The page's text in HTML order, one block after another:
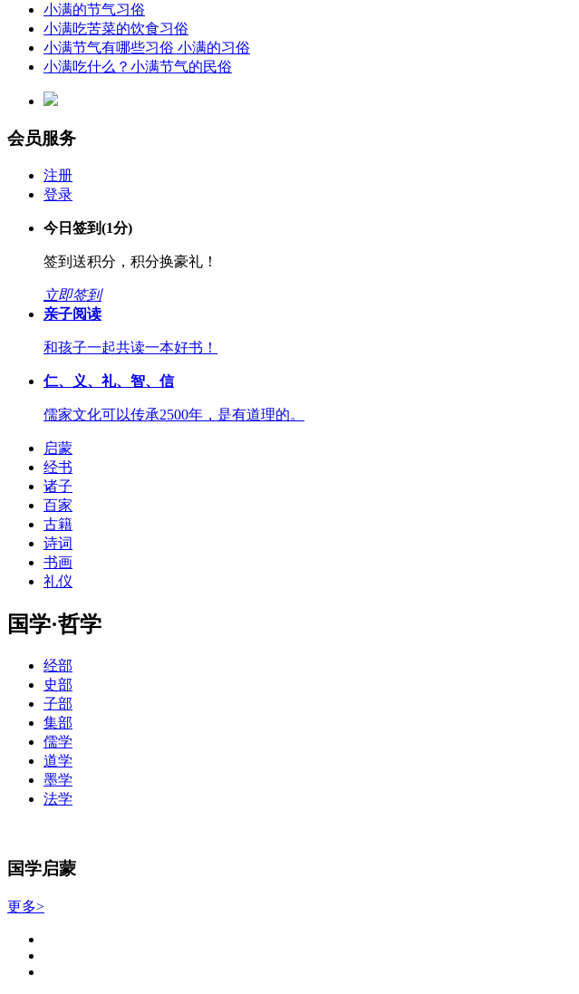
小满的节气习俗
小满吃苦菜的饮食习俗
小满节气有哪些习俗 小满的习俗
小满吃什么？小满节气的民俗
会员服务
注册
登录
今日签到(1分)
签到送积分，积分换豪礼！
立即签到
亲子阅读
和孩子一起共读一本好书！
仁、义、礼、智、信
儒家文化可以传承2500年，是有道理的。
启蒙
经书
诸子
百家
古籍
诗词
书画
礼仪
国学·哲学
经部
史部
子部
集部
儒学
道学
墨学
法学
国学启蒙
更多>